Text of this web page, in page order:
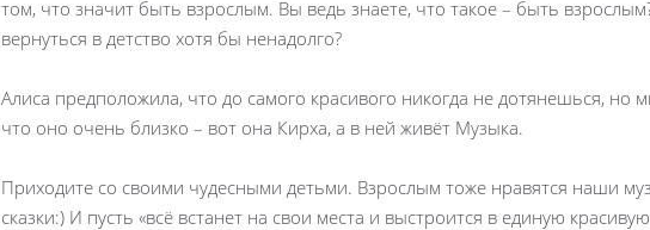
том, что значит быть взрослым. Вы ведь знаете, что такое – быть
вернуться в детство хотя бы ненадолго?
Алиса предположила, что до самого красивого никогда не дотянешься, но
что оно очень близко – вот она Кирха, а в ней живёт Музыка.
Приходите со своими чудесными детьми. Взрослым тоже нравятся наши
сказки:) И пусть «всё встанет на свои места и выстроится в единую